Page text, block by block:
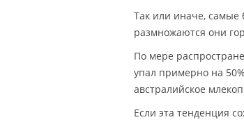
Так или иначе,
размножаются они
По мере
упал примерно на
австралийское
Если эта тенденция